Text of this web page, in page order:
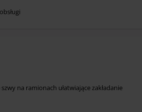
Böhse Onkelz, Broilers, Die Ärzte, Die Toten
z donacją w cenie.
na ramionach ułatwiające zakładanie